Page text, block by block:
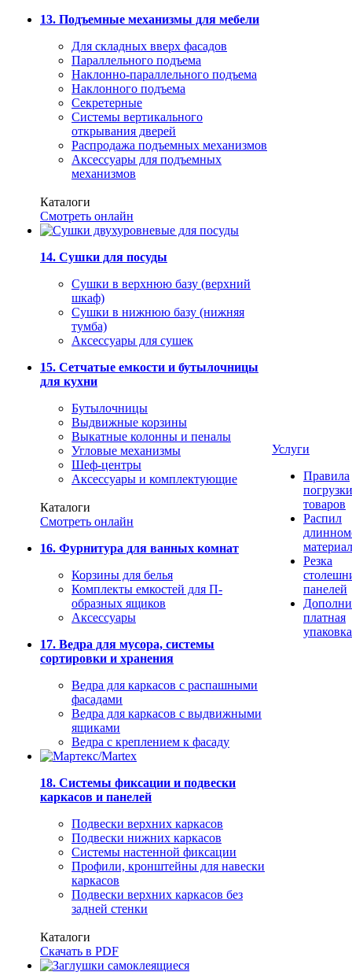
13. Подъемные механизмы для мебели
Для складных вверх фасадов
Параллельного подъема
Наклонно-параллельного подъема
Наклонного подъема
Секретерные
Системы вертикального
открывания дверей
Распродажа подъемных механизмов
Аксессуары для подъемных
механизмов
Каталоги
Смотреть онлайн
14. Сушки для посуды
Сушки в верхнюю базу (верхний
шкаф)
Сушки в нижнюю базу (нижняя
тумба)
Аксессуары для сушек
15. Сетчатые емкости и бутылочницы
для кухни
Бутылочницы
Выдвижные корзины
Выкатные колонны и пеналы
Угловые механизмы
Шеф-центры
Аксессуары и комплектующие
Каталоги
Смотреть онлайн
16. Фурнитура для ванных комнат
Корзины для белья
Комплекты емкостей для П-
образных ящиков
Аксессуары
17. Ведра для мусора, системы
сортировки и хранения
Ведра для каркасов с распашными
фасадами
Ведра для каркасов с выдвижными
ящиками
Ведра с креплением к фасаду
18. Системы фиксации и подвески
каркасов и панелей
Подвески верхних каркасов
Подвески нижних каркасов
Системы настенной фиксации
Профили, кронштейны для навески
каркасов
Подвески верхних каркасов без
задней стенки
Каталоги
Скачать в PDF
Услуги
Правила
погрузки
товаров
Распил
Резка
панелей
платная
упаковка